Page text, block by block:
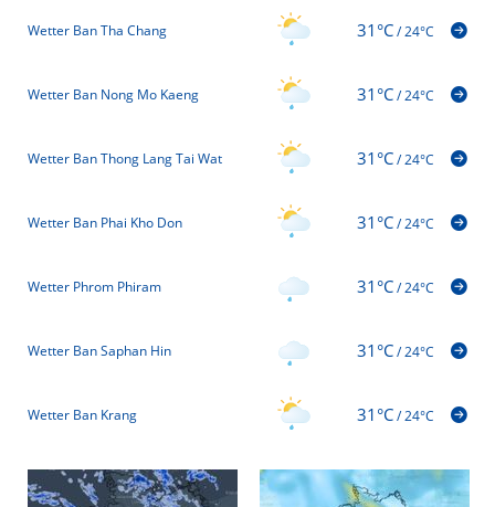
Wetter Ban Tha Chang 31°C/24°C
Wetter Ban Nong Mo Kaeng 31°C/24°C
Wetter Ban Thong Lang Tai Wat 31°C/24°C
Wetter Ban Phai Kho Don 31°C/24°C
Wetter Phrom Phiram 31°C/24°C
Wetter Ban Saphan Hin 31°C/24°C
Wetter Ban Krang 31°C/24°C